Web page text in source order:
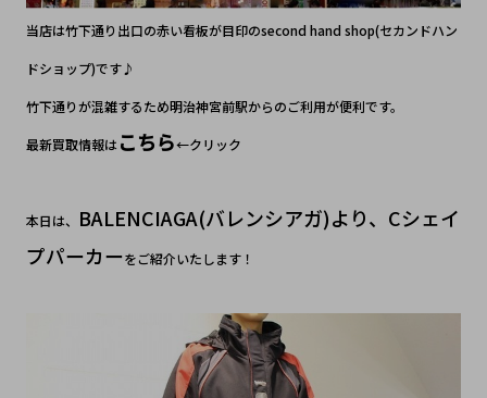
当店は竹下通り出口の赤い看板が目印のsecond hand shop(セカンドハン
ドショップ)です♪
竹下通りが混雑するため明治神宮前駅からのご利用が便利です。
最新買取情報はこちら←クリック
本日は、
BALENCIAGA(バレンシアガ)より、Cシェイ
プパーカーをご紹介いたします！